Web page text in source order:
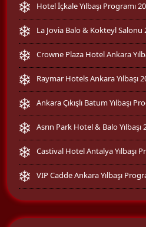
Hotel İçkale Yılbaşı Programı
La Jovia Balo & Kokteyl Salonu
Crowne Plaza Hotel Ankara
Raymar Hotels Ankara Yılbaşı
Ankara Çıkışlı Batum Yılbaşı
Asrın Park Hotel & Balo Yılbaşı
Castival Hotel Antalya Yılbaşı
VIP Cadde Ankara Yılbaşı